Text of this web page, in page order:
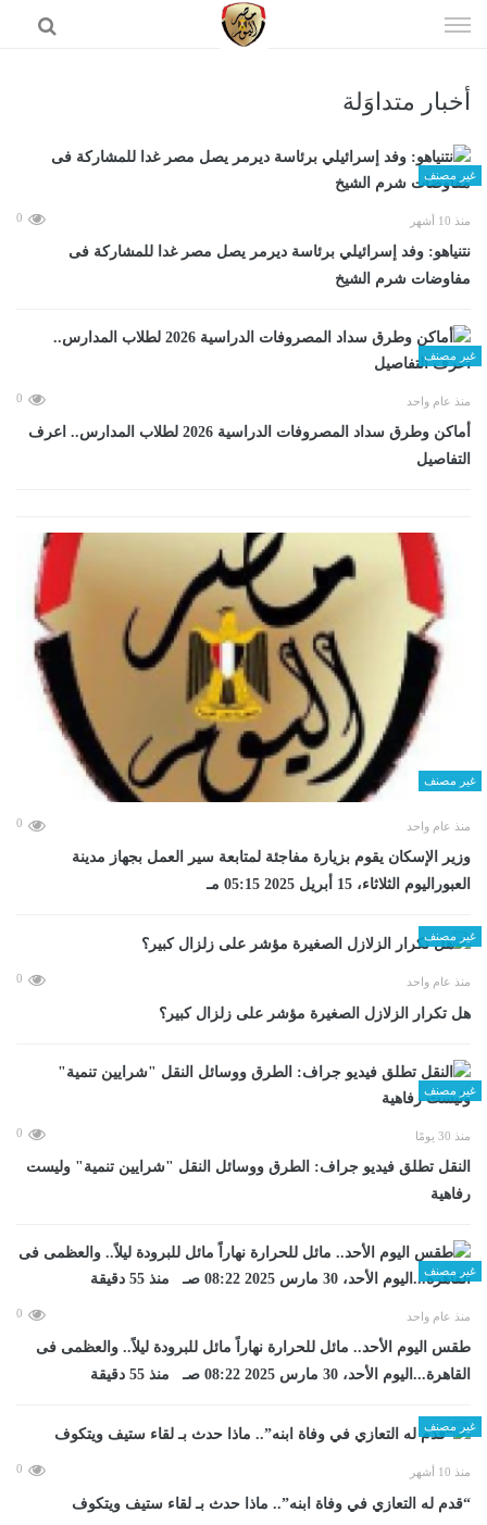
الى
أخبار متداوَلة
غير مصنف
منذ 10 أشهر 0
نتنياهو: وفد إسرائيلي برئاسة ديرمر يصل مصر غدا للمشاركة فى
مفاوضات شرم الشيخ
غير مصنف
منذ عام واحد 0
أماكن وطرق سداد المصروفات الدراسية 2026 لطلاب المدارس.. اعرف
التفاصيل
غير مصنف
منذ عام واحد 0
وزير الإسكان يقوم بزيارة مفاجئة لمتابعة سير العمل بجهاز مدينة
العبوراليوم الثلاثاء، 15 أبريل 2025 05:15 مـ
غير مصنف
منذ عام واحد 0
هل تكرار الزلازل الصغيرة مؤشر على زلزال كبير؟
غير مصنف
منذ 30 يومًا 0
​النقل تطلق فيديو جراف: الطرق ووسائل النقل "شرايين تنمية" وليست
رفاهية
غير مصنف
منذ عام واحد 0
طقس اليوم الأحد.. مائل للحرارة نهاراً مائل للبرودة ليلاً.. والعظمى فى
القاهرة...اليوم الأحد، 30 مارس 2025 08:22 صـ منذ 55 دقيقة
غير مصنف
منذ 10 أشهر 0
“قدم له التعازي في وفاة ابنه”.. ماذا حدث بـ لقاء ستيف ويتكوف